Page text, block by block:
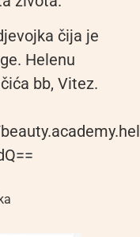
čija je
Helenu
bb, Vitez.